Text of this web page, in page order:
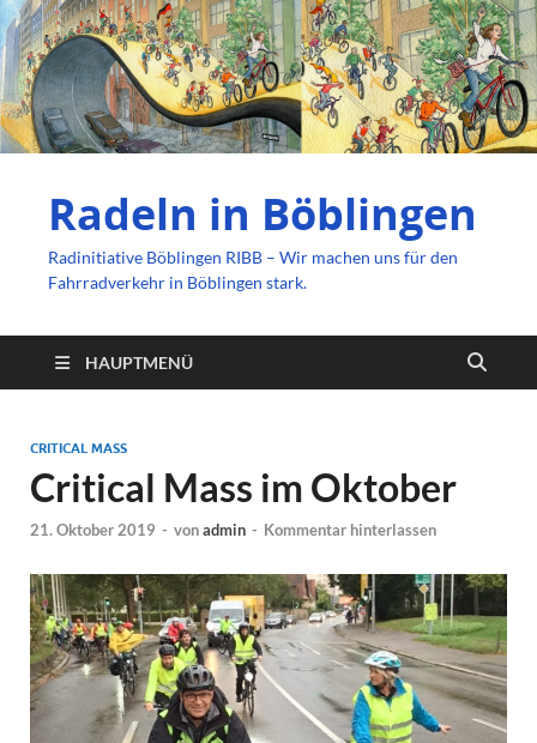
Radeln in Böblingen
Radinitiative Böblingen RIBB – Wir machen uns für den
Fahrradverkehr in Böblingen stark.
HAUPTMENÜ
CRITICAL MASS
Critical Mass im Oktober
21. Oktober 2019 - vonadmin - Kommentar hinterlassen